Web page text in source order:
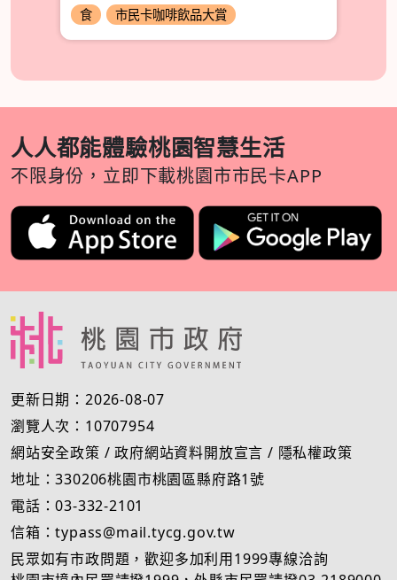
食 市民卡咖啡飲品大賞
人人都能體驗桃園智慧生活
不限身份，立即下載桃園市市民卡APP
更新日期：2026-08-07
瀏覽人次：10707954
網站安全政策 /政府網站資料開放宣言 / 隱私權政策
地址：330206桃園市桃園區縣府路1號
電話：03-332-2101
信箱：typass@mail.tycg.gov.tw
民眾如有市政問題，歡迎多加利用1999專線洽詢